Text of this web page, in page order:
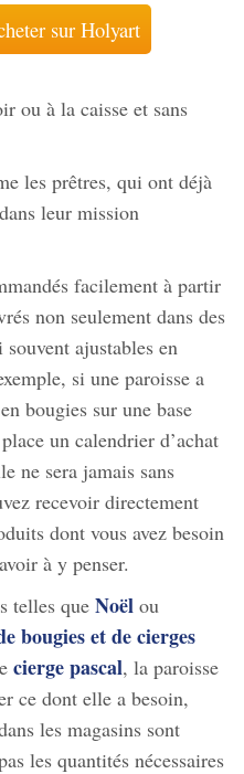
sur Holyart
ou à la caisse et sans
les prêtres, qui ont déjà
leur mission
facilement à partir
non seulement dans des
ajustables en
si une paroisse a
bougies sur une base
un calendrier d’achat
ne sera jamais sans
recevoir directement
dont vous avez besoin
à y penser.
telles que Noël ou
bougies et de cierges
cierge pascal, la paroisse
ce dont elle a besoin,
les magasins sont
les quantités nécessaires